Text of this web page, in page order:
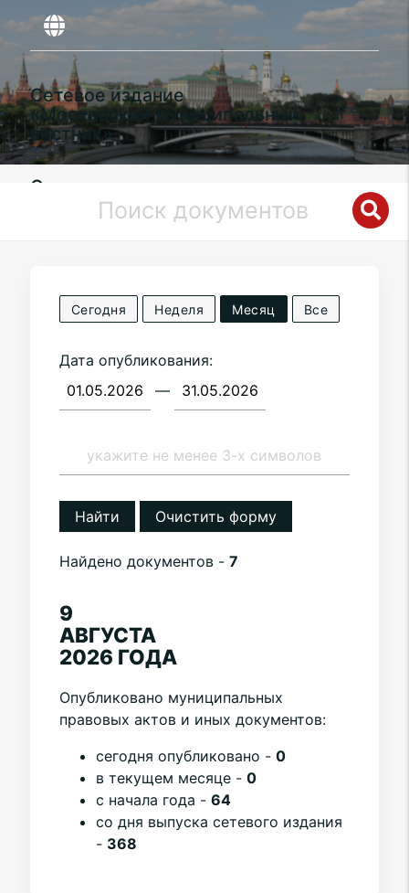
Сетевое издание
«Московский муниципальный
вестник»
Органы местного самоуправления
муниципального округаЗюзино
городе Москве
Сегодня Неделя Месяц Все
Дата опубликования:
—
Найти Очистить форму
Найдено документов - 7
9
АВГУСТА
2026 ГОДА
Опубликовано муниципальных
правовых актов и иных документов:
cегодня опубликовано - 0
в текущем месяце - 0
с начала года - 64
со дня выпуска сетевого издания
- 368